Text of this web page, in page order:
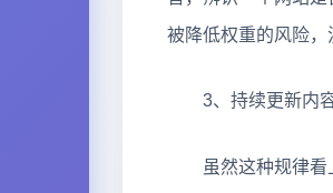
被降低权重的风险，
3、持续更新内
虽然这种规律看上